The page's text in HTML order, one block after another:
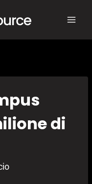
di